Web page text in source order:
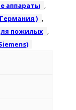
аппараты ,
) ,
пожилых ,